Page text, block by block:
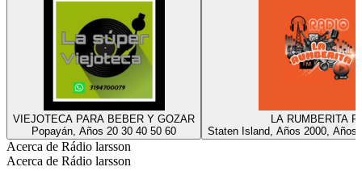
VIEJOTECA PARA BEBER Y GOZAR
Popayán, Años 20 30 40 50 60
LA RUMBERITA
Staten Island, Años 2000, Años
Acerca de Rádio larsson
Acerca de Rádio larsson